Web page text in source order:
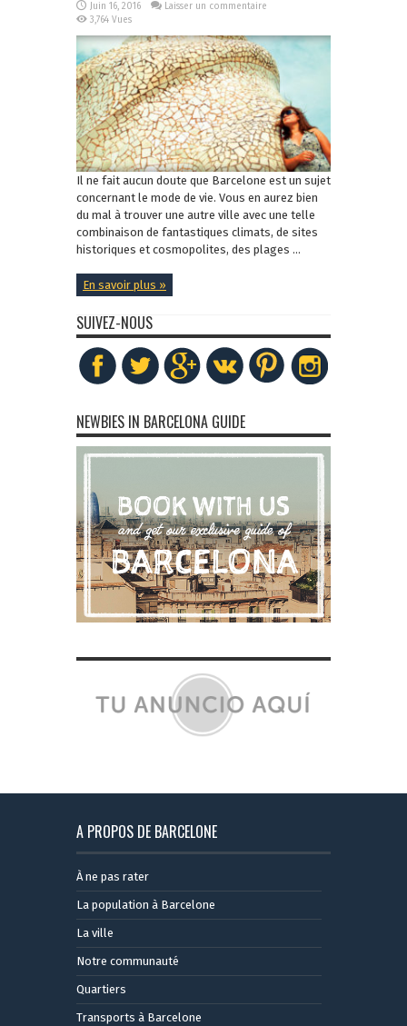
Juin 16, 2016
Laisser un commentaire
3,764 Vues
Il ne fait aucun doute que Barcelone est un sujet
concernant le mode de vie. Vous en aurez bien
du mal à trouver une autre ville avec une telle
combinaison de fantastiques climats, de sites
historiques et cosmopolites, des plages ...
En savoir plus »
SUIVEZ-NOUS
NEWBIES IN BARCELONA GUIDE
A PROPOS DE BARCELONE
À ne pas rater
La population à Barcelone
La ville
Notre communauté
Quartiers
Transports à Barcelone